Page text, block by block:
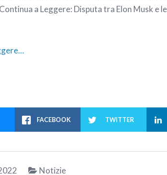
a Leggere: Disputa tra Elon Musk e
FACEBOOK TWITTER
Notizie